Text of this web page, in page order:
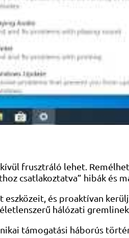
frusztráló lehet.
csatlakoztatva” hibák és
és proaktívan
hálózati
támogatási háborús